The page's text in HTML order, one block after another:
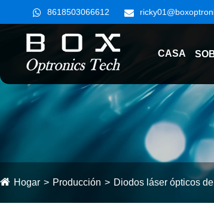
8618503066612
CASA
Hogar Producción Diodos láser ópticos